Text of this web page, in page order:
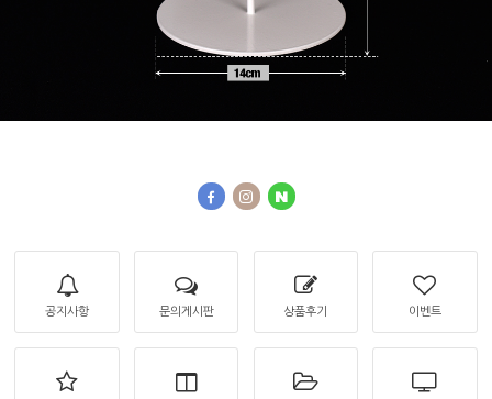
공지사항 문의게시판 상품후기 이벤트